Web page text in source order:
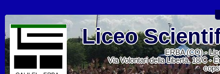
Liceo
ERBA (CO) -
Via Volontari della Libertà, 18/C -